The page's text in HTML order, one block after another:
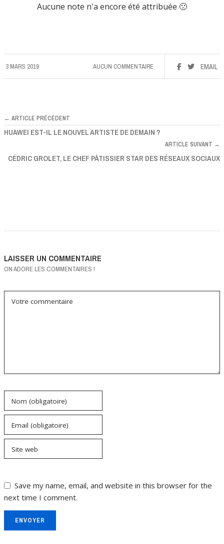
Aucune note n'a encore été attribuée 🙁
3 MARS 2019 EMAIL
AUCUN COMMENTAIRE
← ARTICLE PRÉCÉDENT
HUAWEI EST-IL LE NOUVEL ARTISTE DE DEMAIN ?
ARTICLE SUIVANT →
CÉDRIC GROLET, LE CHEF PÂTISSIER STAR DES RÉSEAUX SOCIAUX
LAISSER UN COMMENTAIRE
ON ADORE LES COMMENTAIRES !
Votre commentaire
Nom (obligatoire)
Email (obligatoire)
Site web
Save my name, email, and website in this browser for the
next time I comment.
ENVOYER